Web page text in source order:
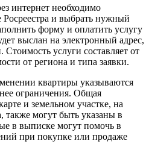
интернет необходимо
Росреестра и выбрать нужный
форму и оплатить услугу
выслан на электронный адрес,
услуги составляет от
от региона и типа заявки.
квартиры указываются
ограничения. Общая
и земельном участке, на
также могут быть указаны в
в выписке могут помочь в
при покупке или продаже